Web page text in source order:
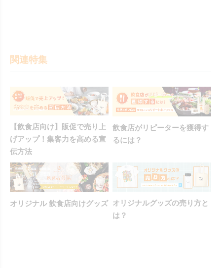
関連特集
【飲食店向け】販促で売り上
げアップ！集客力を高める宣
伝方法
飲食店がリピーターを獲得す
るには？
オリジナル 飲食店向けグッズ オリジナルグッズの売り方と
は？